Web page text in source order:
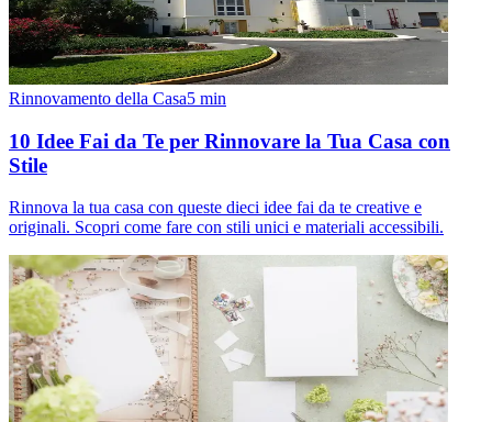
Rinnovamento della Casa5 min
10 Idee Fai da Te per Rinnovare la Tua Casa con
Stile
Rinnova la tua casa con queste dieci idee fai da te creative e
originali. Scopri come fare con stili unici e materiali accessibili.